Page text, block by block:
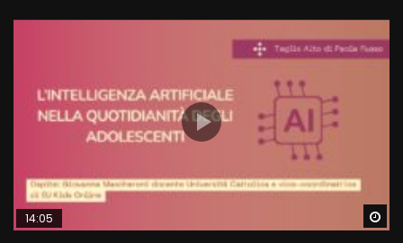
14:05